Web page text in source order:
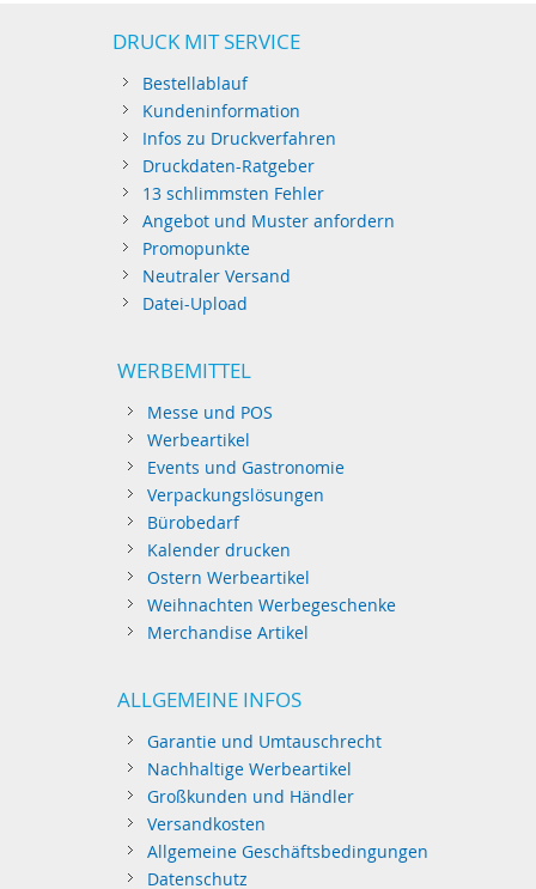
DRUCK MIT SERVICE
Bestellablauf
Kundeninformation
Infos zu Druckverfahren
Druckdaten-Ratgeber
13 schlimmsten Fehler
Angebot und Muster anfordern
Promopunkte
Neutraler Versand
Datei-Upload
WERBEMITTEL
Messe und POS
Werbeartikel
Events und Gastronomie
Verpackungslösungen
Bürobedarf
Kalender drucken
Ostern Werbeartikel
Weihnachten Werbegeschenke
Merchandise Artikel
ALLGEMEINE INFOS
Garantie und Umtauschrecht
Nachhaltige Werbeartikel
Großkunden und Händler
Versandkosten
Allgemeine Geschäftsbedingungen
Datenschutz